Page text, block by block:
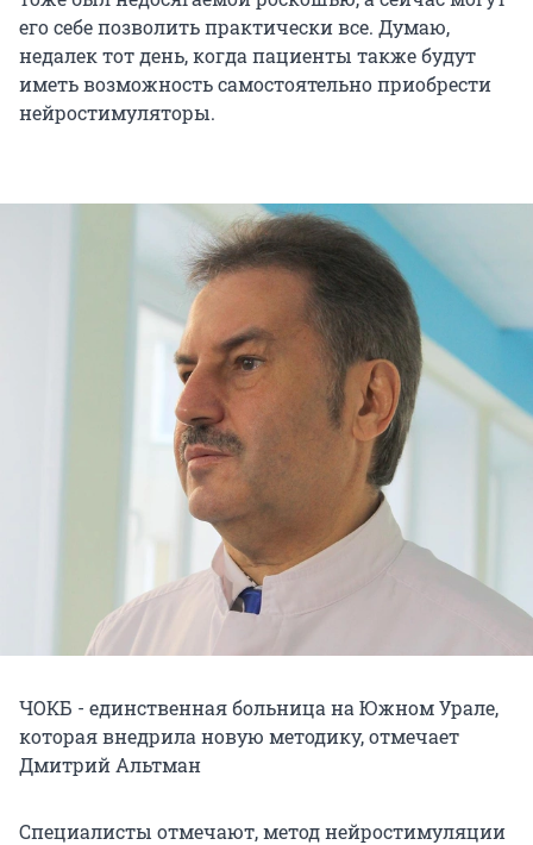
его себе позволить практически все. Думаю,
недалек тот день, когда пациенты также будут
иметь возможность самостоятельно приобрести
нейростимуляторы.
ЧОКБ - единственная больница на Южном Урале,
которая внедрила новую методику, отмечает
Дмитрий Альтман
Специалисты отмечают, метод нейростимуляции